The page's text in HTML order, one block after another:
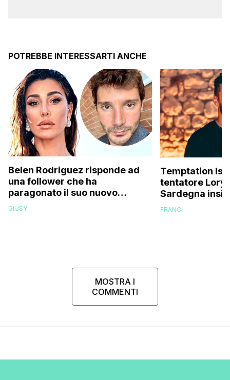
POTREBBE INTERESSARTI ANCHE
Belen Rodriguez risponde ad
una follower che ha
paragonato il suo nuovo
compagno all’ex marito
GIUSY
Temptation
tentatore Lory
Sardegna
fidanzate (e
FRANCI
MOSTRA I
COMMENTI